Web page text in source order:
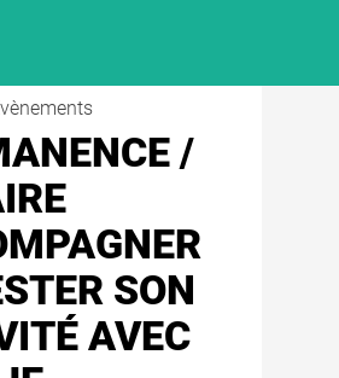
/
SON
AVEC